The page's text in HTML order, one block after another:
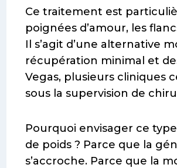
Ce traitement est
poignées d’amour, les
Il s’agit d’une alternative
récupération minimal et
Vegas, plusieurs cliniques
sous la supervision de
Pourquoi envisager ce
de poids ? Parce que la
s’accroche. Parce que la